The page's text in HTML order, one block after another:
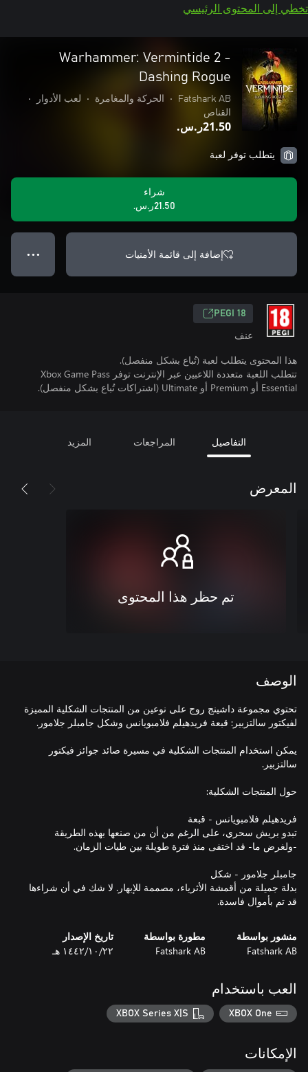
تخطي إلى المحتوى الرئيسي
Warhammer: Vermintide 2 -
Dashing Rogue
Fatshark AB
• الحركة والمغامرة • لعب الأدوار
•
القناص
‪ر.س.‏‎21.50‬
يتطلب توفر لعبة
شراء
‪ر.س.‏‎21.50‬
إضافة إلى قائمة الأمنيات ● ● ●
PEGI 18
عنف
هذا المحتوى يتطلب لعبة (تُباع بشكل منفصل).
تتطلب اللعبة متعددة اللاعبين عبر الإنترنت توفر Xbox Game Pass
Essential أو Premium أو Ultimate (اشتراكات تُباع بشكل منفصل).
التفاصيل المراجعات المزيد
المعرض
تم حظر هذا المحتوى
الوصف
تحتوي مجموعة داشينج روج على نوعين من المنتجات الشكلية المميزة
يمكن استخدام المنتجات الشكلية في مسيرة صائد جوائز فيكتور
تبدو بريش سحري، على الرغم من أن من صنعها بهذه الطريقة
بدلة جميلة من أقمشة الأثرياء، مصممة للإبهار. لا شك في أن شراءها
قد تم بأموال فاسدة.
منشور بواسطة
Fatshark AB
مطورة بواسطة
Fatshark AB
تاريخ الإصدار
٢٢‏/١٠‏/١٤٤٢ هـ
العب باستخدام
XBOX One
XBOX Series X|S
الإمكانات